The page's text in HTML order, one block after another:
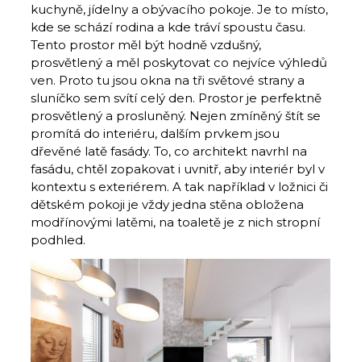
kuchyně, jídelny a obývacího pokoje. Je to místo,
kde se schází rodina a kde tráví spoustu času.
Tento prostor měl být hodně vzdušný,
prosvětlený a měl poskytovat co nejvíce výhledů
ven. Proto tu jsou okna na tři světové strany a
sluníčko sem svítí celý den. Prostor je perfektně
prosvětlený a prosluněný. Nejen zmíněný štít se
promítá do interiéru, dalším prvkem jsou
dřevěné latě fasády. To, co architekt navrhl na
fasádu, chtěl zopakovat i uvnitř, aby interiér byl v
kontextu s exteriérem. A tak například v ložnici či
dětském pokoji je vždy jedna stěna obložena
modřínovými latěmi, na toaletě je z nich stropní
podhled.